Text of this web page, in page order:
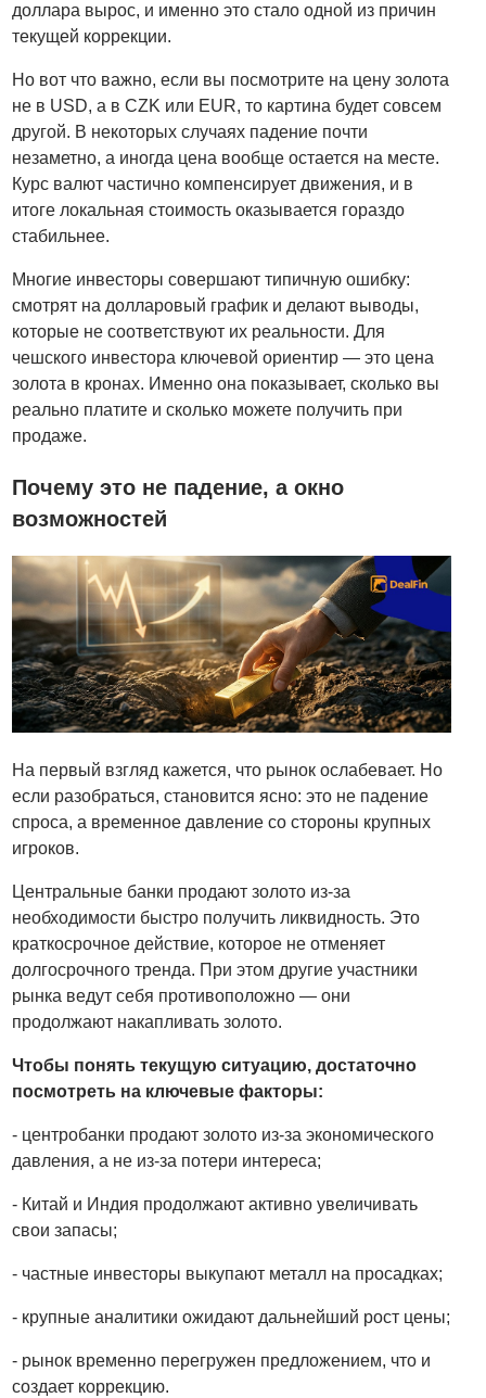
доллара вырос, и именно это стало одной из причин
текущей коррекции.
Но вот что важно, если вы посмотрите на цену золота
не в USD, а в CZK или EUR, то картина будет совсем
другой. В некоторых случаях падение почти
незаметно, а иногда цена вообще остается на месте.
Курс валют частично компенсирует движения, и в
итоге локальная стоимость оказывается гораздо
стабильнее.
Многие инвесторы совершают типичную ошибку:
смотрят на долларовый график и делают выводы,
которые не соответствуют их реальности. Для
чешского инвестора ключевой ориентир — это цена
золота в кронах. Именно она показывает, сколько вы
реально платите и сколько можете получить при
продаже.
Почему это не падение, а окно
возможностей
На первый взгляд кажется, что рынок ослабевает. Но
если разобраться, становится ясно: это не падение
спроса, а временное давление со стороны крупных
игроков.
Центральные банки продают золото из-за
необходимости быстро получить ликвидность. Это
краткосрочное действие, которое не отменяет
долгосрочного тренда. При этом другие участники
рынка ведут себя противоположно — они
продолжают накапливать золото.
Чтобы понять текущую ситуацию, достаточно
посмотреть на ключевые факторы:
- центробанки продают золото из-за экономического
давления, а не из-за потери интереса;
- Китай и Индия продолжают активно увеличивать
свои запасы;
- частные инвесторы выкупают металл на просадках;
- крупные аналитики ожидают дальнейший рост цены;
- рынок временно перегружен предложением, что и
создает коррекцию.